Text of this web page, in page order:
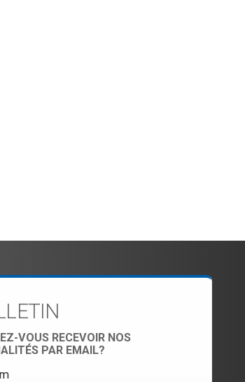
VOUS RECEVOIR NOS
PAR EMAIL?